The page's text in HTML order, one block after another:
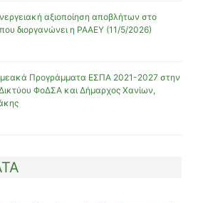
αξιοποίηση αποβλήτων στο
διοργανώνει η ΡΑΑΕΥ (11/5/2026)
Προγράμματα ΕΣΠΑ 2021-2027 στην
ΦοΔΣΑ και Δήμαρχος Χανίων,